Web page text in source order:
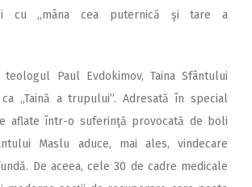
i cu „mâna cea puternică şi tare a
Paul Evdokimov, Taina Sfântului
„Taină a trupului”. Adresată în special
aflate într-o suferinţă provocată de boli
Maslu aduce, mai ales, vindecare
De aceea, cele 30 de cadre medicale